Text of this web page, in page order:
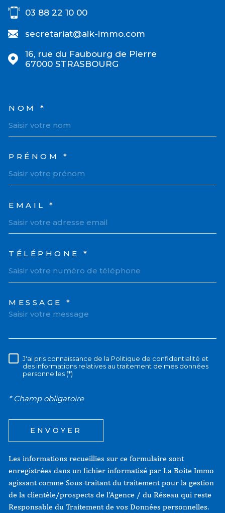
03 88 22 10 00
secretariat@aik-immo.com
16, rue du Faubourg de Pierre
67000
STRASBOURG
NOM *
PRÉNOM *
EMAIL *
TÉLÉPHONE *
MESSAGE *
RÈGLEMENTATION
J'ai pris connaissance de la Politique de confidentialité et
des informations relatives au traitement de mes données
personnelles (*)
* Champ obligatoire
ENVOYER
Les informations recueillies sur ce formulaire sont
enregistrées dans un fichier informatisé par La Boite Immo
agissant comme Sous-traitant du traitement pour la gestion
de la clientèle/prospects de l'Agence / du Réseau qui reste
Responsable du Traitement de vos Données personnelles.